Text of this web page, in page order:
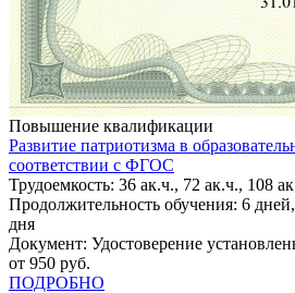
Повышение квалификации
Развитие патриотизма в
соответствии с ФГОС
Трудоемкость: 36 ак.ч., 72 ак.ч., 108
Продолжительность обучения: 6
дня
Документ: Удостоверение
от 950 руб.
ПОДРОБНО